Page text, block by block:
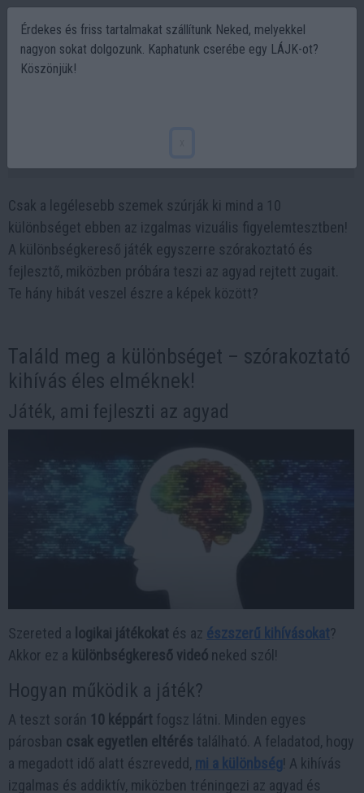
Csak a legélesebb szemek szúrják ki mind a 10
különbséget ebben az izgalmas vizuális figyelemtesztben!
A különbségkereső játék egyszerre szórakoztató és
fejlesztő, miközben próbára teszi az agyad rejtett zugait.
Te hány hibát veszel észre a képek között?
Találd meg a különbséget – szórakoztató
kihívás éles elméknek!
Játék, ami fejleszti az agyad
Szereted a logikai játékokat és az észszerű kihívásokat?
Akkor ez a különbségkereső videó neked szól!
Hogyan működik a játék?
A teszt során 10 képpárt fogsz látni. Minden egyes
párosban csak egyetlen eltérés található. A feladatod, hogy
a megadott idő alatt észrevedd, mi a különbség! A kihívás
izgalmas és addiktív, miközben tréningezi az agyad és
Érdekes és friss tartalmakat szállítunk Neked, melyekkel
nagyon sokat dolgozunk. Kaphatunk cserébe egy LÁJK-ot?
Köszönjük!